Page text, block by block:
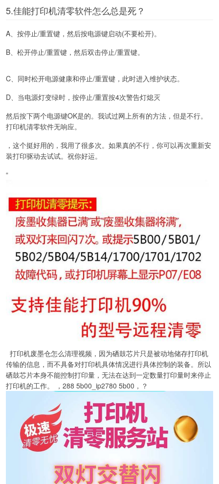
5.佳能打印机清零软件怎么总是死？
A、按停止/重置键，然后按电源键启动(不要松开)。
B、松开停止/重置键，然后双击停止/重置键。
C、同时松开电源健康和停止/重置键，此时进入维护状态。
D、当电源灯变绿时，按停止/重置按4次警告灯熄灭
然后按下两个电源键OK是的。我试过网上所有的方法，但是不行。
打印机清零软件无响应。
，这个挺好用的，我用了很多次。如果真的不行，你可以再次重新安
装打印驱动去试试。祝你好运。
“
打印机废墨仓怎么清理视频，因为硒鼓芯片只是被动地储存打印机
传输的信息，而不具备对打印机具体情况进行具体控制的装备。所以
硒鼓芯片本身不能控制打印量，无法在达到一定数量打印量时来停止
打印机的工作。 ，288 5b00_ip2780 5b00，？